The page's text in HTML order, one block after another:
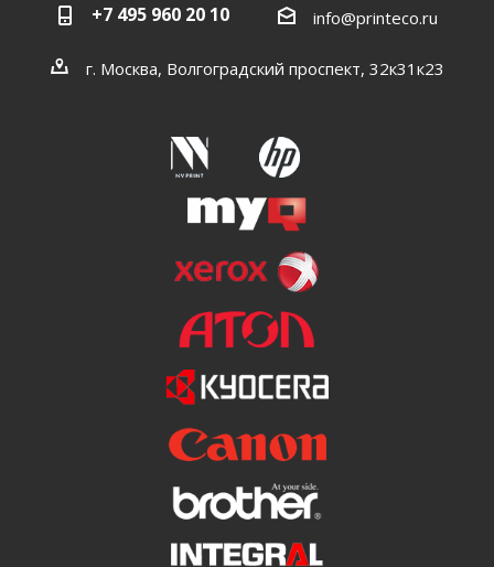
+7 495 960 20 10 info@printeco.ru
г. Москва, Волгоградский проспект, 32к31к23